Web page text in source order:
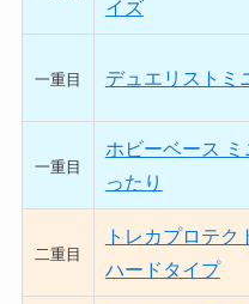
イズ
一重目 デュエリストミ
一重目
ホビーベース
ったり
二重目
トレカプロテク
ハードタイプ